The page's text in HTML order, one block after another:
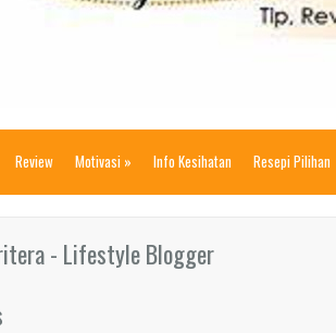
Review Motivasi » Info Kesihatan Resepi Pilihan
- Lifestyle Blogger